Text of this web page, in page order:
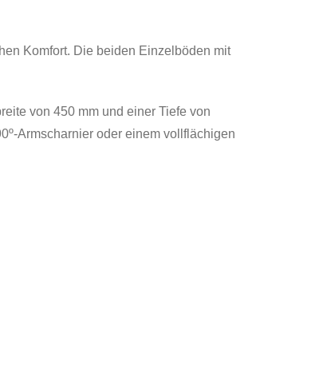
Komfort. Die beiden Einzelböden mit
von 450 mm und einer Tiefe von
Armscharnier oder einem vollflächigen